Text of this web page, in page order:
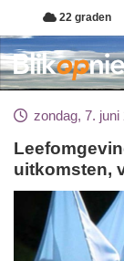
Overslaan
en
naar
de
gaan
22 graden
zondag, 7. juni
Leefomgeving beïnvloedt geboorte-
uitkomsten,